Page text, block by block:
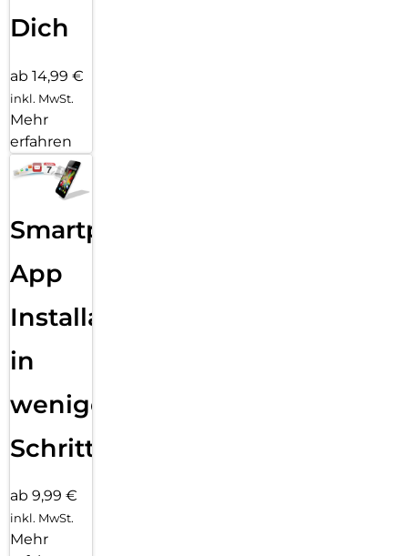
Dich
ab 14,99 €
inkl. MwSt.
Mehr
erfahren
Smartphone
App
Installation
in
wenigen
Schritten
ab 9,99 €
inkl. MwSt.
Mehr